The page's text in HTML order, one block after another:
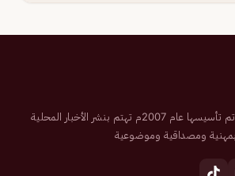
صحيفة إلكترونية سعودية تم تأسيسها عام 2007م تهتم بنشر الأخبار المحلية
بمهنية ومصداقية وموضوعية